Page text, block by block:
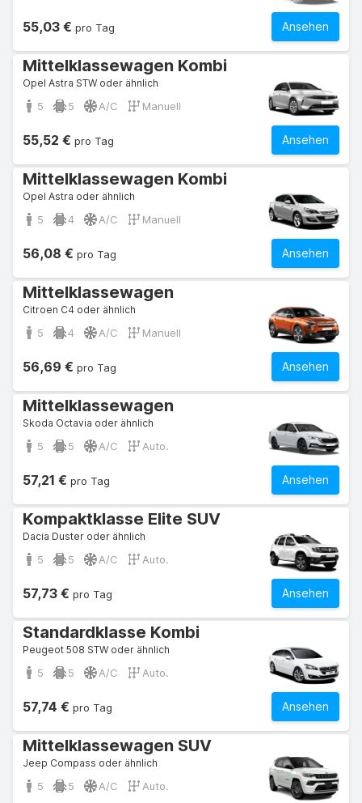
Ansehen
55,03 € pro Tag
Mittelklassewagen Kombi
Opel Astra STW oder ähnlich
5 5 A/C Manuell
Ansehen
55,52 € pro Tag
Mittelklassewagen Kombi
Opel Astra oder ähnlich
5 4 A/C Manuell
Ansehen
56,08 € pro Tag
Mittelklassewagen
Citroen C4 oder ähnlich
5 4 A/C Manuell
Ansehen
56,69 € pro Tag
Mittelklassewagen
Skoda Octavia oder ähnlich
5 5 A/C Auto.
Ansehen
57,21 € pro Tag
Kompaktklasse Elite SUV
Dacia Duster oder ähnlich
5 5 A/C Auto.
Ansehen
57,73 € pro Tag
Standardklasse Kombi
Peugeot 508 STW oder ähnlich
5 5 A/C Auto.
Ansehen
57,74 € pro Tag
Mittelklassewagen SUV
Jeep Compass oder ähnlich
5 5 A/C Auto.